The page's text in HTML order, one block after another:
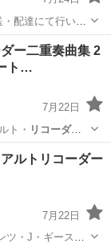
配達にて行いま
入後の
製造番号
ー二重奏曲集 2
ト…
7月22日
ト・ リコーダー
曲集 …
リコーダー
ルトリコーダー
7月22日
ツ・J・ギースベ